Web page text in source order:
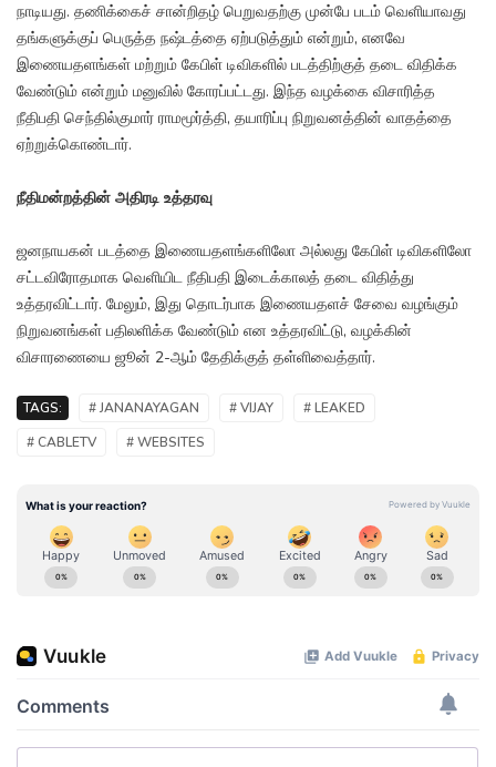
நாடியது. தணிக்கைச் சான்றிதழ் பெறுவதற்கு முன்பே படம் வெளியாவது
தங்களுக்குப் பெருத்த நஷ்டத்தை ஏற்படுத்தும் என்றும், எனவே
இணையதளங்கள் மற்றும் கேபிள் டிவிகளில் படத்திற்குத் தடை விதிக்க
வேண்டும் என்றும் மனுவில் கோரப்பட்டது. இந்த வழக்கை விசாரித்த
நீதிபதி செந்தில்குமார் ராமமூர்த்தி, தயாரிப்பு நிறுவனத்தின் வாதத்தை
ஏற்றுக்கொண்டார்.
நீதிமன்றத்தின் அதிரடி உத்தரவு
ஜனநாயகன் படத்தை இணையதளங்களிலோ அல்லது கேபிள் டிவிகளிலோ
சட்டவிரோதமாக வெளியிட நீதிபதி இடைக்காலத் தடை விதித்து
உத்தரவிட்டார். மேலும், இது தொடர்பாக இணையதளச் சேவை வழங்கும்
நிறுவனங்கள் பதிலளிக்க வேண்டும் என உத்தரவிட்டு, வழக்கின்
விசாரணையை ஜூன் 2-ஆம் தேதிக்குத் தள்ளிவைத்தார்.
TAGS: # JANANAYAGAN # VIJAY
# LEAKED
# CABLETV
# WEBSITES